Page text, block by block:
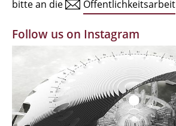
Zeichensäle
MBW | Modellbauwerkstatt
Alumni | cloud club
Dokumente und Downloads
bitte an die
Öffentlichkeitsarbeit
Follow us on Instagram